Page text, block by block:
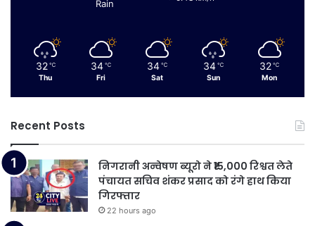
Rain
32 ℃
Thu
34 ℃
Fri
34 ℃
Sat
34 ℃
Sun
32 ℃
Mon
Recent Posts
निगरानी अन्वेषण ब्यूरो ने ₹15,000 रिश्वत लेते
पंचायत सचिव शंकर प्रसाद को रंगे हाथ किया
गिरफ्तार
22 hours ago